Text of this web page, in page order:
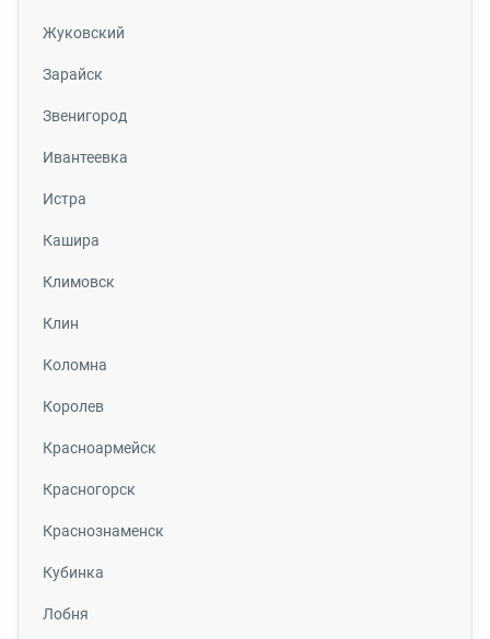
Жуковский
Зарайск
Звенигород
Ивантеевка
Истра
Кашира
Климовск
Клин
Коломна
Королев
Красноармейск
Красногорск
Краснознаменск
Кубинка
Лобня